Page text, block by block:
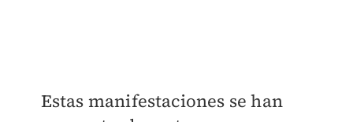
Estas manifestaciones se han